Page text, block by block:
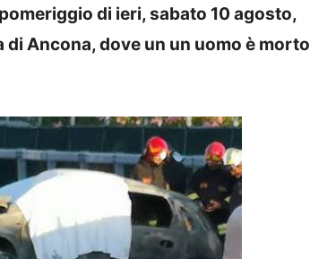
di ieri, sabato 10 agosto,
Ancona, dove un un uomo è morto